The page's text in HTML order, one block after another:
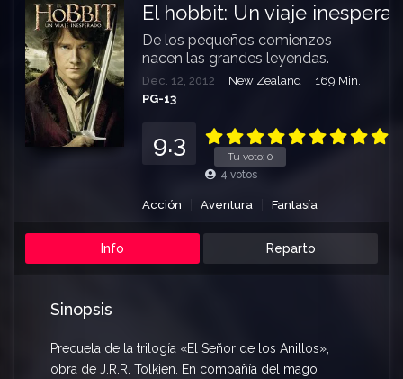
El hobbit: Un viaje
De los pequeños comienzos
nacen las grandes leyendas.
Dec. 12, 2012 New Zealand
169 Min.
PG-13
Tu voto: 0
9.3
4 votos
Acción Aventura Fantasía
Info Reparto
Sinopsis
Precuela de la trilogía «El Señor de los Anillos»,
obra de J.R.R. Tolkien. En compañía del mago